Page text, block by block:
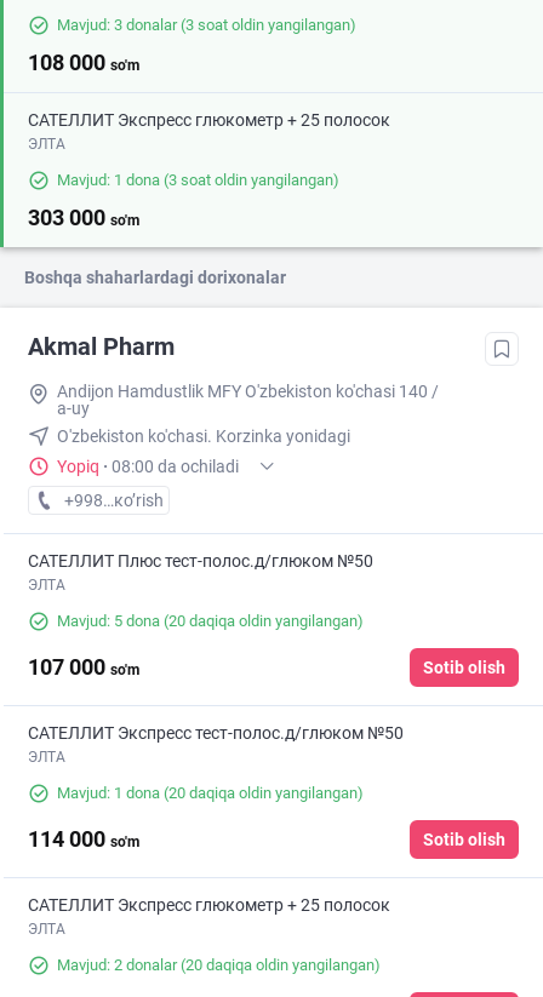
Mavjud: 3 donalar(3 soat oldin yangilangan)
108 000 so'm
САТЕЛЛИТ Экспресс глюкометр + 25 полосок
ЭЛТА
Mavjud: 1 dona (3 soat oldin yangilangan)
303 000 so'm
Boshqa shaharlardagi dorixonalar
Akmal Pharm
Andijon Hamdustlik MFY O'zbekiston ko'chasi 140 /
a-uy
O'zbekiston ko'chasi. Korzinka yonidagi
Yopiq · 08:00 da ochiladi
+998 (90) XXX-XX-XX
кo’rish
САТЕЛЛИТ Плюс тест-полос.д/глюком №50
ЭЛТА
Mavjud: 5 dona (20 daqiqa oldin yangilangan)
107 000 so'm Sotib olish
САТЕЛЛИТ Экспресс тест-полос.д/глюком №50
ЭЛТА
Mavjud: 1 dona (20 daqiqa oldin yangilangan)
114 000 so'm Sotib olish
САТЕЛЛИТ Экспресс глюкометр + 25 полосок
ЭЛТА
Mavjud: 2 donalar(20 daqiqa oldin yangilangan)